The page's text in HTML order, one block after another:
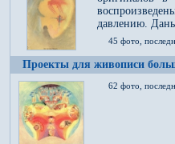
давлению.
45 фото,
Проекты для живописи
62 фото,